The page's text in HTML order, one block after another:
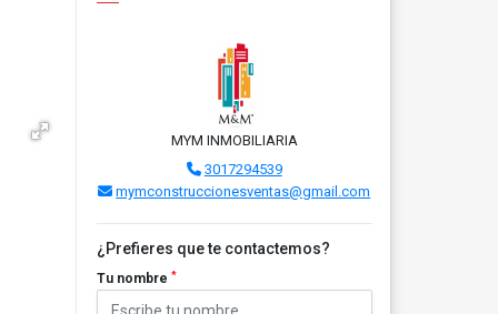
MYM INMOBILIARIA
3017294539
mymconstruccionesventas@gmail.com
¿Prefieres que te contactemos?
Tu nombre *